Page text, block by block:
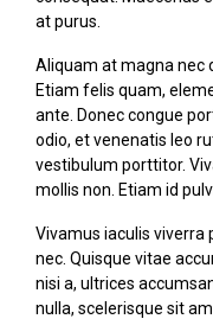
at purus.
Aliquam at magna nec
Etiam felis quam,
ante. Donec congue
odio, et venenatis leo
vestibulum porttitor.
mollis non. Etiam id
Vivamus iaculis viverra
nec. Quisque vitae
nisi a, ultrices
nulla, scelerisque sit